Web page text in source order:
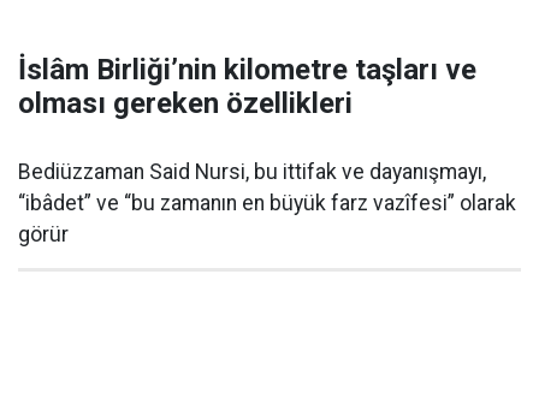
İslâm Birliği’nin kilometre taşları ve
olması gereken özellikleri
Bediüzzaman Said Nursi, bu ittifak ve dayanışmayı,
“ibâdet” ve “bu zamanın en büyük farz vazîfesi” olarak
görür